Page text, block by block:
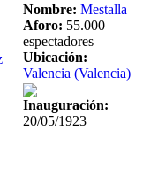
Nombre: Mestalla
Aforo: 55.000
espectadores
Ubicación:
Valencia (Valencia)
Inauguración:
20/05/1923